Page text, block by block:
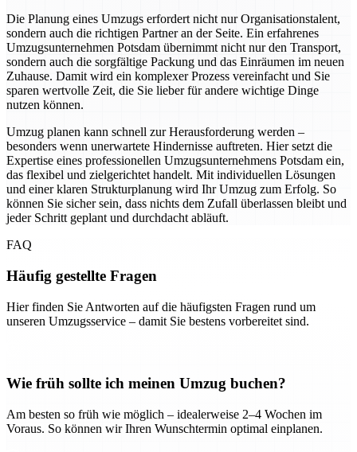
Die Planung eines Umzugs erfordert nicht nur Organisationstalent,
sondern auch die richtigen Partner an der Seite. Ein erfahrenes
Umzugsunternehmen Potsdam übernimmt nicht nur den Transport,
sondern auch die sorgfältige Packung und das Einräumen im neuen
Zuhause. Damit wird ein komplexer Prozess vereinfacht und Sie
sparen wertvolle Zeit, die Sie lieber für andere wichtige Dinge
nutzen können.
Umzug planen kann schnell zur Herausforderung werden –
besonders wenn unerwartete Hindernisse auftreten. Hier setzt die
Expertise eines professionellen Umzugsunternehmens Potsdam ein,
das flexibel und zielgerichtet handelt. Mit individuellen Lösungen
und einer klaren Strukturplanung wird Ihr Umzug zum Erfolg. So
können Sie sicher sein, dass nichts dem Zufall überlassen bleibt und
jeder Schritt geplant und durchdacht abläuft.
FAQ
Häufig gestellte Fragen
Hier finden Sie Antworten auf die häufigsten Fragen rund um
unseren Umzugsservice – damit Sie bestens vorbereitet sind.
Wie früh sollte ich meinen Umzug buchen?
Am besten so früh wie möglich – idealerweise 2–4 Wochen im
Voraus. So können wir Ihren Wunschtermin optimal einplanen.